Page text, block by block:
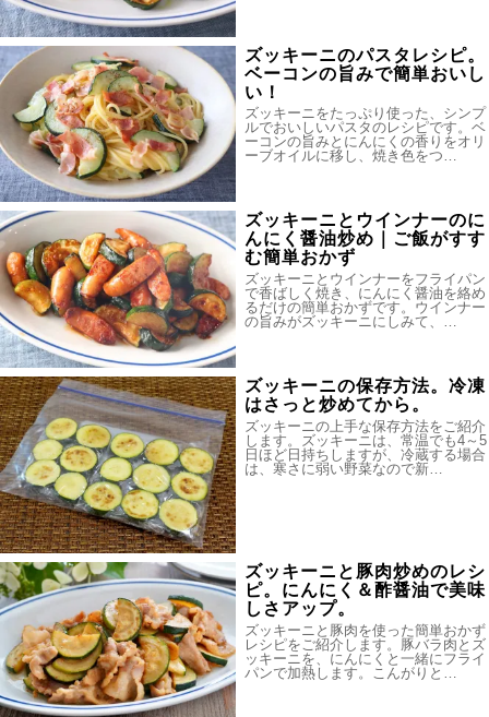
ズッキーニのパスタレシピ。
ベーコンの旨みで簡単おいし
い！
ズッキーニをたっぷり使った、シンプ
ルでおいしいパスタのレシピです。ベ
ーコンの旨みとにんにくの香りをオリ
ーブオイルに移し、焼き色をつ…
ズッキーニとウインナーのに
んにく醤油炒め｜ご飯がすす
む簡単おかず
ズッキーニとウインナーをフライパン
で香ばしく焼き、にんにく醤油を絡め
るだけの簡単おかずです。ウインナー
の旨みがズッキーニにしみて、…
ズッキーニの保存方法。冷凍
はさっと炒めてから。
ズッキーニの上手な保存方法をご紹介
します。ズッキーニは、常温でも4～5
日ほど日持ちしますが、冷蔵する場合
は、寒さに弱い野菜なので新…
ズッキーニと豚肉炒めのレシ
ピ。にんにく＆酢醤油で美味
しさアップ。
ズッキーニと豚肉を使った簡単おかず
レシピをご紹介します。豚バラ肉とズ
ッキーニを、にんにくと一緒にフライ
パンで加熱します。こんがりと…